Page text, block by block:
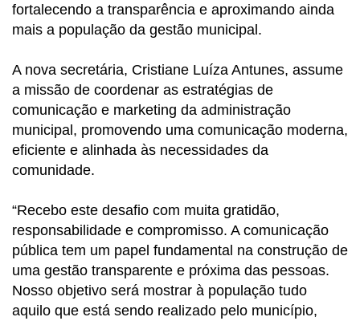
fortalecendo a transparência e aproximando ainda
mais a população da gestão municipal.
A nova secretária, Cristiane Luíza Antunes, assume
a missão de coordenar as estratégias de
comunicação e marketing da administração
municipal, promovendo uma comunicação moderna,
eficiente e alinhada às necessidades da
comunidade.
“Recebo este desafio com muita gratidão,
responsabilidade e compromisso. A comunicação
pública tem um papel fundamental na construção de
uma gestão transparente e próxima das pessoas.
Nosso objetivo será mostrar à população tudo
aquilo que está sendo realizado pelo município,